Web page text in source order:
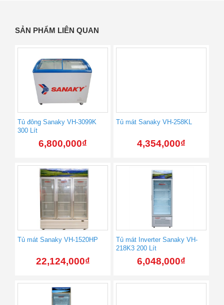
SẢN PHẨM LIÊN QUAN
Tủ đông Sanaky VH-3099K
300 Lít
6,800,000₫
Tủ mát Sanaky VH-258KL
4,354,000₫
Tủ mát Sanaky VH-1520HP
22,124,000₫
Tủ mát Inverter Sanaky VH-
218K3 200 Lít
6,048,000₫